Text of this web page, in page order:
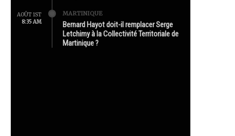
AOÛT 1ST
8:35 AM
MARTINIQUE
Bernard Hayot doit-il remplacer Serge
Letchimy à la Collectivité Territoriale de
Martinique ?